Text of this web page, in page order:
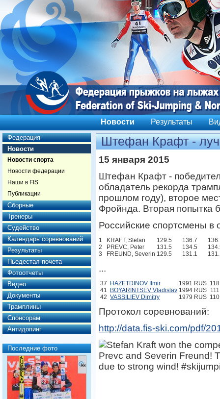
Новости Результаты
Федерация
Новости
Новости спорта
Новости федерации
Наши в FIS
Публикации
Сборные
Тренеры
Судейство
Календарь соревнований
Результаты
Пьедестал почета
Фотоотчеты
Видео
Документы
Трамплины
Спонсорам
Антидопинг
Последние фото
Штефан Крафт -
15 января 2015
Штефан Крафт -
обладатель рекорда
прошлом году), второе
Фройнда. Вторая попытка
Российские спортсмены в
1 KRAFT, Stefan 129.5 136.7
2
PREVC, Peter 131.5 134.5
3
FREUND, Severin 129.5 131.1
...
37 HAZETDINOV Ilmir 1991 RUS
41
BOYARINTSEV Vladislav 1994 RUS
42 VASSILIEV Dimitry 1979 RUS
Протокол соревнований:
http://data.fis-ski.com/pdf/